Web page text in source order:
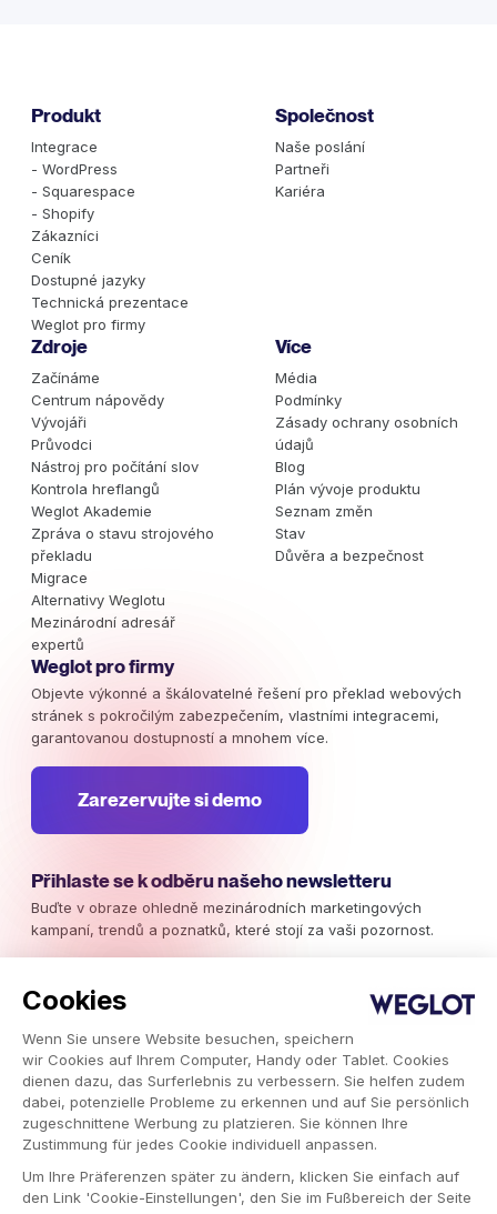
Cookies
Wenn Sie unsere Website besuchen, speichern
wir Cookies auf Ihrem Computer, Handy oder Tablet. Cookies
dienen dazu, das Surferlebnis zu verbessern. Sie helfen zudem
dabei, potenzielle Probleme zu erkennen und auf Sie persönlich
zugeschnittene Werbung zu platzieren. Sie können Ihre
Zustimmung für jedes Cookie individuell anpassen.
Um Ihre Präferenzen später zu ändern, klicken Sie einfach auf
den Link 'Cookie-Einstellungen', den Sie im Fußbereich der Seite
Produkt
Integrace
- WordPress
- Squarespace
- Shopify
Zákazníci
Ceník
Dostupné jazyky
Technická prezentace
Weglot pro firmy
Společnost
Naše poslání
Partneři
Kariéra
Zdroje
Začínáme
Centrum nápovědy
Vývojáři
Průvodci
Nástroj pro počítání slov
Kontrola hreflangů
Weglot Akademie
Zpráva o stavu strojového
překladu
Migrace
Alternativy Weglotu
Mezinárodní adresář
expertů
Více
Média
Podmínky
Zásady ochrany osobních
údajů
Blog
Plán vývoje produktu
Seznam změn
Stav
Důvěra a bezpečnost
Weglot pro firmy
Objevte výkonné a škálovatelné řešení pro překlad webových
stránek s pokročilým zabezpečením, vlastními integracemi,
garantovanou dostupností a mnohem více.
Zarezervujte si demo
Přihlaste se k odběru našeho newsletteru
Buďte v obraze ohledně mezinárodních marketingových
kampaní, trendů a poznatků, které stojí za vaši pozornost.
Odebírejte nyní
Copyright © 2026 Weglot práva vyhrazena.